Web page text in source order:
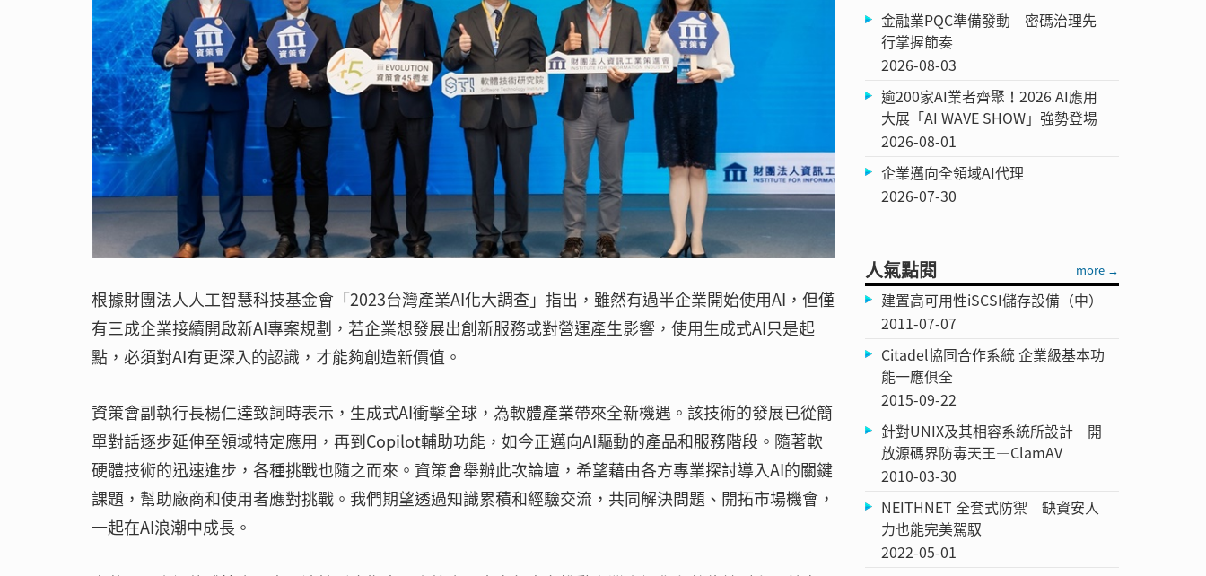
根據財團法人人工智慧科技基金會「2023台灣產業AI化大調查」指出，雖然有過半企業開始使用AI，但僅
有三成企業接續開啟新AI專案規劃，若企業想發展出創新服務或對營運產生影響，使用生成式AI只是起
點，必須對AI有更深入的認識，才能夠創造新價值。
資策會副執行長楊仁達致詞時表示，生成式AI衝擊全球，為軟體產業帶來全新機遇。該技術的發展已從簡
單對話逐步延伸至領域特定應用，再到Copilot輔助功能，如今正邁向AI驅動的產品和服務階段。隨著軟
硬體技術的迅速進步，各種挑戰也隨之而來。資策會舉辦此次論壇，希望藉由各方專業探討導入AI的關鍵
課題，幫助廠商和使用者應對挑戰。我們期望透過知識累積和經驗交流，共同解決問題、開拓市場機會，
一起在AI浪潮中成長。
金融業PQC準備發動 密碼治理先
行掌握節奏
2026-08-03
逾200家AI業者齊聚！2026 AI應用
大展「AI WAVE SHOW」強勢登場
2026-08-01
企業邁向全領域AI代理
2026-07-30
人氣點閱 more →
建置高可用性iSCSI儲存設備（中）
2011-07-07
Citadel協同合作系統 企業級基本功
能一應俱全
2015-09-22
針對UNIX及其相容系統所設計 開
放源碼界防毒天王—ClamAV
2010-03-30
NEITHNET 全套式防禦 缺資安人
力也能完美駕馭
2022-05-01